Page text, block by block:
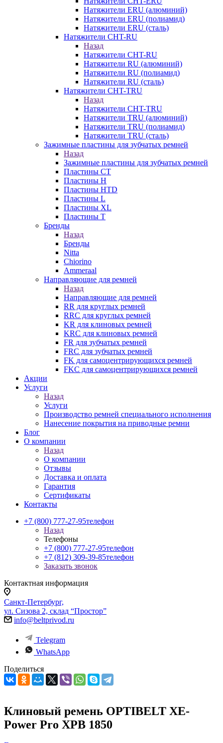
Натяжители ERU (алюминий)
Натяжители ERU (полиамид)
Натяжители ERU (сталь)
Натяжители CHT-RU
Назад
Натяжители CHT-RU
Натяжители RU (алюминий)
Натяжители RU (полиамид)
Натяжители RU (сталь)
Натяжители CHT-TRU
Назад
Натяжители CHT-TRU
Натяжители TRU (алюминий)
Натяжители TRU (полиамид)
Натяжители TRU (сталь)
Зажимные пластины для зубчатых ремней
Назад
Зажимные пластины для зубчатых ремней
Пластины CT
Пластины H
Пластины HTD
Пластины L
Пластины XL
Пластины T
Бренды
Назад
Бренды
Nitta
Chiorino
Ammeraal
Направляющие для ремней
Назад
Направляющие для ремней
RR для круглых ремней
RRC для круглых ремней
KR для клиновых ремней
KRC для клиновых ремней
FR для зубчатых ремней
FRC для зубчатых ремней
FK для самоцентрирующихся ремней
FKC для самоцентрирующихся ремней
Акции
Услуги
Назад
Услуги
Производство ремней специального исполнения
Нанесение покрытия на приводные ремни
Блог
О компании
Назад
О компании
Отзывы
Доставка и оплата
Гарантия
Сертификаты
Контакты
+7 (800) 777-27-95телефон
Назад
Телефоны
+7 (800) 777-27-95телефон
+7 (812) 309-39-85телефон
Заказать звонок
Контактная информация
Санкт-Петербург,
ул. Сизова 2, склад “Простор”
info@beltprivod.ru
Telegram
WhatsApp
Поделиться
Клиновый ремень OPTIBELT XE-
Power Pro XPB 1850